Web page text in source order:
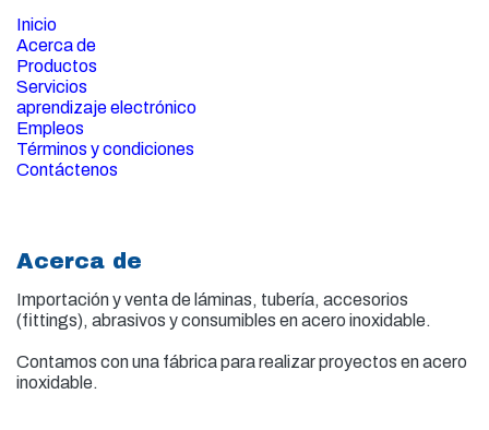
Inicio
Acerca de
Productos
Servicios
aprendizaje electrónico
Empleos
Términos y condiciones
Contáctenos
Acerca de
Importación y venta de láminas, tubería, accesorios
(fittings), abrasivos y consumibles en acero inoxidable.
Contamos con una fábrica para realizar proyectos en acero
inoxidable.